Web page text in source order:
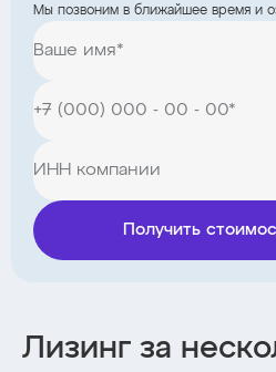
Мы позвоним в ближайшее время и
Получить
Лизинг за